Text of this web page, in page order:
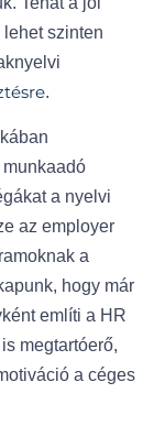
szinten
.
a nyelvi
az employer
a
hogy már
említi a HR
megtartóerő,
a céges